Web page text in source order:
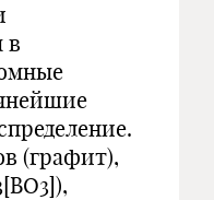
в
(графит),